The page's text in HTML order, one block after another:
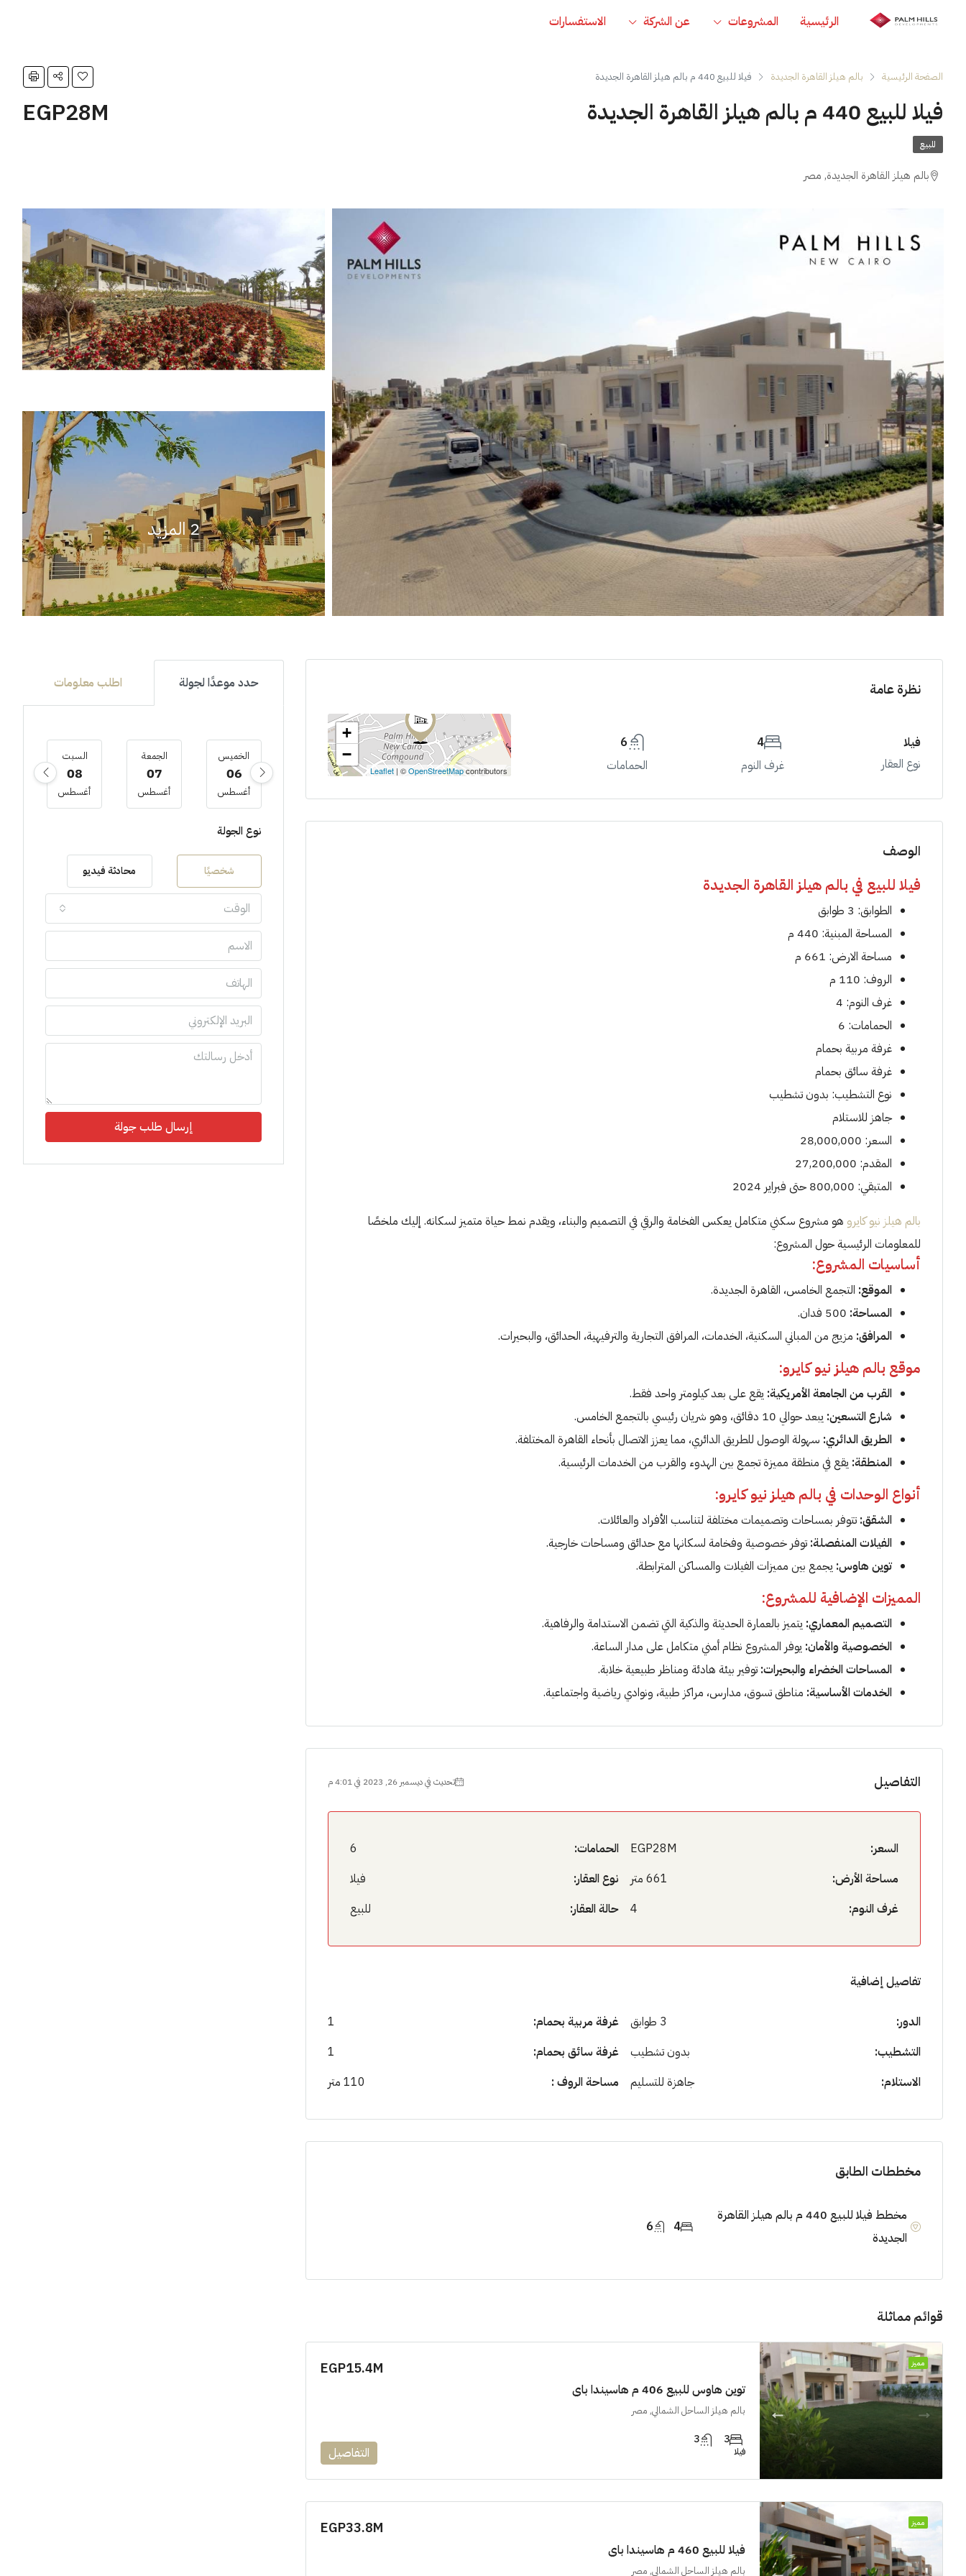
الرئيسية المشروعات عن الشركة الاستفسارات
الصفحة الرئيسية بالم هيلز القاهرة الجديدة فيلا للبيع 440 م بالم هيلز القاهرة الجديدة
فيلا للبيع 440 م بالم هيلز القاهرة الجديدة EGP28M
للبيع
بالم هيلز القاهرة الجديدة, مصر
2 المزيد
نظرة عامة
فيلا
نوع العقار
4
غرف النوم
6
الحمامات
+
−
Leaflet | ©OpenStreetMapcontributors
الوصف
فيلا للبيع في بالم هيلز القاهرة الجديدة
الطوابق: 3 طوابق
المساحة المبنية: 440 م
مساحة الارض: 661 م
الروف: 110 م
غرف النوم: 4
الحمامات: 6
غرفة مربية بحمام
غرفة سائق بحمام
نوع التشطيب: بدون تشطيب
جاهز للاستلام
السعر: 28,000,000
المقدم: 27,200,000
المتبقي: 800,000 حتى فبراير 2024
بالم هيلز نيو كايرو هو مشروع سكني متكامل يعكس الفخامة والرقي في التصميم والبناء، ويقدم نمط حياة متميز لسكانه. إليك ملخصًا
للمعلومات الرئيسية حول المشروع:
أساسيات المشروع:
الموقع: التجمع الخامس، القاهرة الجديدة.
المساحة:
المرافق: مزيج من المباني السكنية، الخدمات، المرافق التجارية والترفيهية، الحدائق، والبحيرات.
موقع بالم هيلز نيو كايرو:
القرب من الجامعة الأمريكية: يقع على بعد كيلومتر واحد فقط.
شارع التسعين: يبعد حوالي 10 دقائق، وهو شريان رئيسي بالتجمع الخامس.
الطريق الدائري: سهولة الوصول للطريق الدائري، مما يعزز الاتصال بأنحاء القاهرة المختلفة.
المنطقة: يقع في منطقة مميزة تجمع بين الهدوء والقرب من الخدمات الرئيسية.
أنواع الوحدات في بالم هيلز نيو كايرو:
الشقق: تتوفر بمساحات وتصميمات مختلفة لتناسب الأفراد والعائلات.
الفيلات المنفصلة: توفر خصوصية وفخامة لسكانها مع حدائق ومساحات خارجية.
توين هاوس: يجمع بين مميزات الفيلات والمساكن المترابطة.
المميزات الإضافية للمشروع:
التصميم المعماري: يتميز بالعمارة الحديثة والذكية التي تضمن الاستدامة والرفاهية.
الخصوصية والأمان: يوفر المشروع نظام أمني متكامل على مدار الساعة.
المساحات الخضراء والبحيرات: توفير بيئة هادئة ومناظر طبيعية خلابة.
الخدمات الأساسية: مناطق تسوق، مدارس، مراكز طبية، ونوادي رياضية واجتماعية.
التفاصيل تحديث في ديسمبر 26, 2023 في 4:01 م
السعر:
EGP28M
مساحة الأرض:
661 متر
غرف النوم:
4
الحمامات:
6
نوع العقار:
فيلا
حالة العقار:
للبيع
تفاصيل إضافية
الدور:
3 طوابق
التشطيب:
بدون تشطيب
الاستلام:
جاهزة للتسليم
غرفة مربية بحمام:
1
غرفة سائق بحمام:
1
مساحة الروف :
110 متر
مخططات الطابق
مخطط فيلا للبيع 440 م بالم هيلز القاهرة
الجديدة
4
6
قوائم مماثلة
مميز
توين هاوس للبيع 406 م هاسيندا باي
EGP15.4M
بالم هيلز الساحل الشمالي, مصر
3
3
فيلا التفاصيل
مميز
فيلا للبيع 460 م هاسيندا باي
EGP33.8M
بالم هيلز الساحل الشمالي, مصر
حدد موعدًا لجولة اطلب معلومات
الخميس
06
أغسطس
الجمعة
07
أغسطس
السبت
08
أغسطس
نوع الجولة
شخصيًا محادثة فيديو
الوقت
إرسال طلب جولة